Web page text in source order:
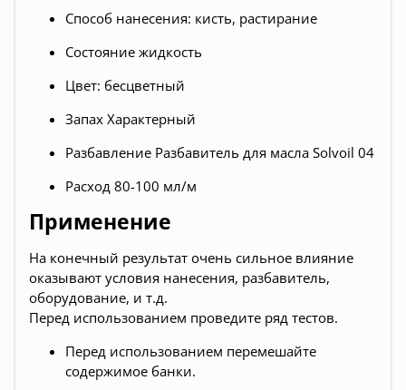
Способ нанесения: кисть, растирание
Состояние жидкость
Цвет: бесцветный
Запах Характерный
Разбавление Разбавитель для масла Solvoil 04
Расход 80-100 мл/м
Применение
На конечный результат очень сильное влияние
оказывают условия нанесения, разбавитель,
оборудование, и т.д.
Перед использованием проведите ряд тестов.
Перед использованием перемешайте
содержимое банки.